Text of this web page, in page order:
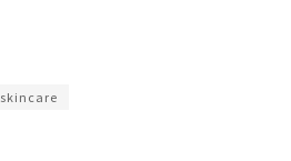
skincare